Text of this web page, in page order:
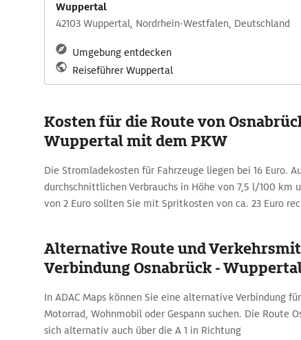
Wuppertal
42103 Wuppertal, Nordrhein-Westfalen, Deutschland
Umgebung entdecken
Reiseführer Wuppertal
Kosten für die Route von
Wuppertal mit dem PKW
Die Stromladekosten für Fahrzeuge liegen bei 16 Euro.
durchschnittlichen Verbrauchs in Höhe von 7,5 l/100 km
von 2 Euro sollten Sie mit Spritkosten von ca. 23 Euro
Alternative Route und
Verbindung Osnabrück -
In ADAC Maps können Sie eine alternative Verbindung
Motorrad, Wohnmobil oder Gespann suchen. Die Route
sich alternativ auch über die A 1 in Richtung